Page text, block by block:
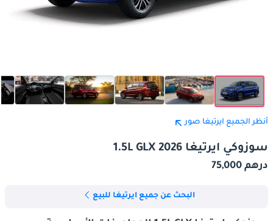
أنظر الجميع ايرتيغا صور
سوزوكي ايرتيغا 1.5L GLX 2026
درهم 75,000
البحث عن جميع ايرتيغا للبيع